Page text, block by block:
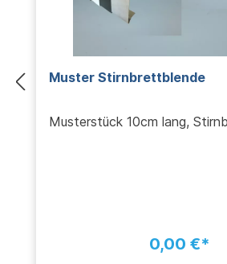
Muster Stirnbrettblende
Musterstück 10cm lang,
0,00 €*